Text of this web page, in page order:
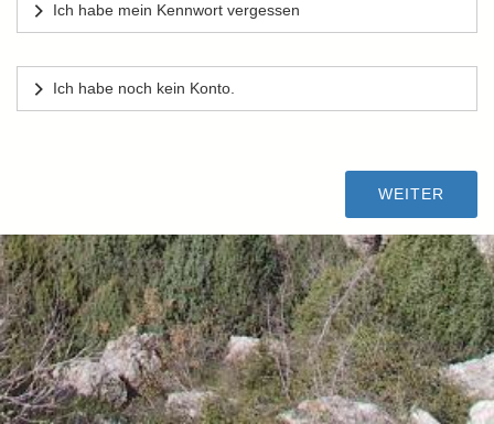
Ich habe mein Kennwort vergessen
Ich habe noch kein Konto.